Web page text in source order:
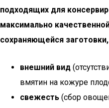
подходящих для
максимально
сохраняющейся
внешний вид
вмятин на кожуре
свежесть (сбор